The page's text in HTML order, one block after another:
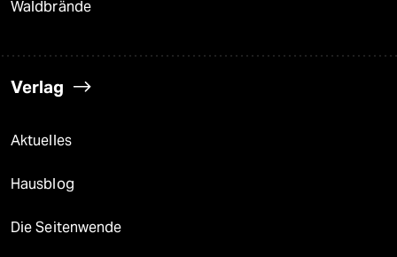
Waldbrände
Verlag
Aktuelles
Hausblog
Die Seitenwende